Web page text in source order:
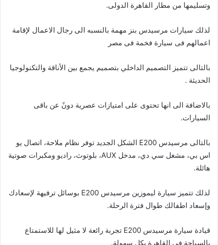
وتسليمها من مطار القاهرة الدولى.
لذلك سيارات مرسيدس بنز مهمة بالنسبه الى رجال الاعمال لإقامة
اعمالهم فى سيارة فخمة فى مصر
بالتالى تتميز التصميم الداخلي بتصميم يجمع بين الأناقة والتكنولوجيا
الحديثة .
بالاضافة الى انها تحتوى على امتيازات عصرية دونً عن باقى
السيارات.
بالتالى مرسيدس E200 الشكل الجديد توفر نظام ملاحة، اتصال يو
اس بي، مشغل سي دي، مدخل AUX، بلوتوث، راديو ومكبرات صوتية
هائلة.
لذلك تتميز سيارة ليموزين مرسيدس E200 بوسائل ترفيهة لإسعادك
وإسعاد اطفالك طوال فترة الرحلة.
قيادة سيارة مرسيدس E200 تجربة رائعة لا مثيل لها للاستمتاع
بالسياحة فى القاهرة بكل سهولة.